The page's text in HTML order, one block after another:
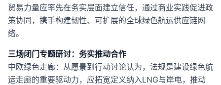
贸易力量应率先在务实层面建立信任，通过商业实践促进政
策协同，携手构建韧性、可扩展的全球绿色航运供应链网
络。
三场闭门专题研讨：务实推动合作
中欧绿色走廊：从愿景到行动讨论认为，法规是建设绿色航
运走廊的重要驱动力，应拓宽定义纳入LNG与岸电，推动